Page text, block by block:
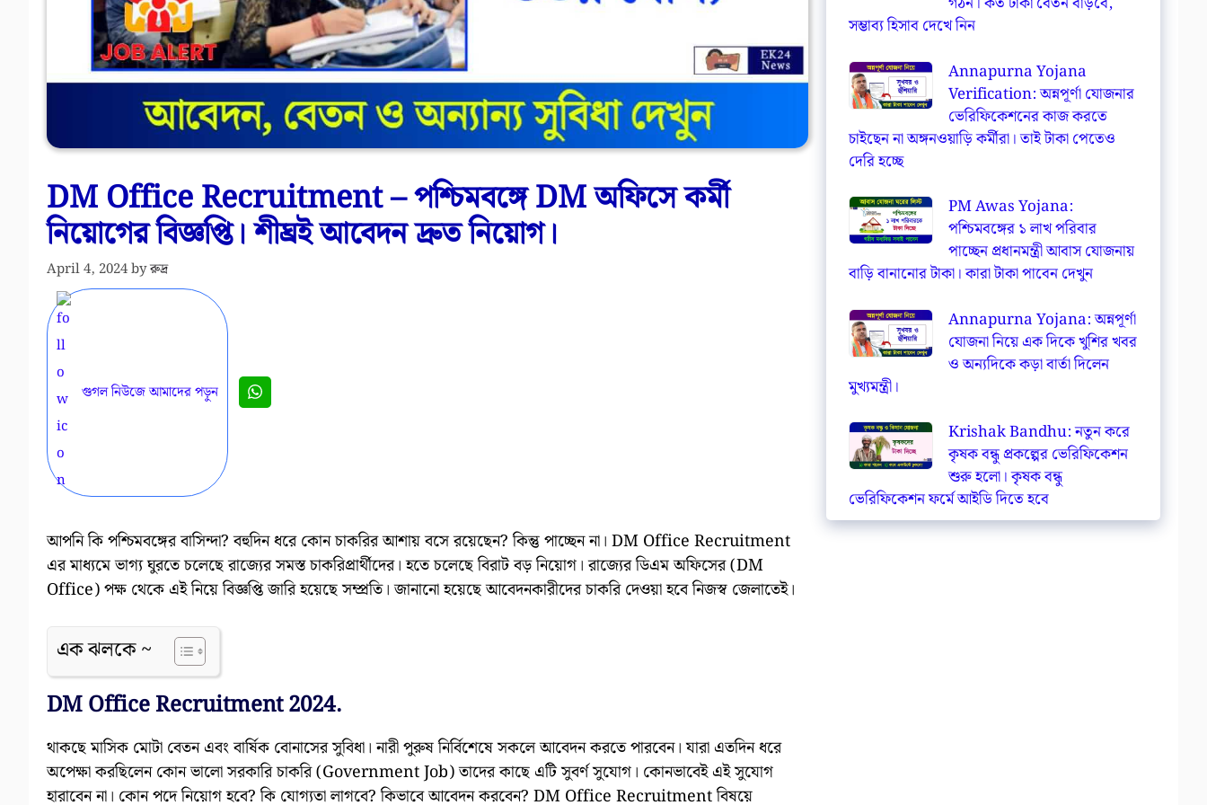
DM Office Recruitment – পশ্চিমবঙ্গে DM অফিসে কর্মী
নিয়োগের বিজ্ঞপ্তি। শীঘ্রই আবেদন দ্রুত নিয়োগ।
April 4, 2024byরুদ্র
গুগল নিউজে আমাদের পড়ুন
আপনি কি পশ্চিমবঙ্গের বাসিন্দা? বহুদিন ধরে কোন চাকরির আশায় বসে রয়েছেন? কিন্তু পাচ্ছেন না। DM Office Recruitment
এর মাধ্যমে ভাগ্য ঘুরতে চলেছে রাজ্যের সমস্ত চাকরিপ্রার্থীদের। হতে চলেছে বিরাট বড় নিয়োগ। রাজ্যের ডিএম অফিসের (DM
Office) পক্ষ থেকে এই নিয়ে বিজ্ঞপ্তি জারি হয়েছে সম্প্রতি। জানানো হয়েছে আবেদনকারীদের চাকরি দেওয়া হবে নিজস্ব জেলাতেই।
এক ঝলকে ~
DM Office Recruitment 2024.
থাকছে মাসিক মোটা বেতন এবং বার্ষিক বোনাসের সুবিধা। নারী পুরুষ নির্বিশেষে সকলে আবেদন করতে পারবেন। যারা এতদিন ধরে
অপেক্ষা করছিলেন কোন ভালো সরকারি চাকরি (Government Job) তাদের কাছে এটি সুবর্ণ সুযোগ। কোনভাবেই এই সুযোগ
হারাবেন না। কোন পদে নিয়োগ হবে? কি যোগ্যতা লাগবে? কিভাবে আবেদন করবেন? DM Office Recruitment বিষয়ে
সম্ভাব্য হিসাব দেখে নিন
Annapurna Yojana
Verification: অন্নপূর্ণা যোজনার
ভেরিফিকেশনের কাজ করতে
চাইছেন না অঙ্গনওয়াড়ি কর্মীরা। তাই টাকা পেতেও
দেরি হচ্ছে
PM Awas Yojana:
পশ্চিমবঙ্গের ১ লাখ পরিবার
পাচ্ছেন প্রধানমন্ত্রী আবাস যোজনায়
বাড়ি বানানোর টাকা। কারা টাকা পাবেন দেখুন
Annapurna Yojana: অন্নপূর্ণা
যোজনা নিয়ে এক দিকে খুশির খবর
ও অন্যদিকে কড়া বার্তা দিলেন
মুখ্যমন্ত্রী।
Krishak Bandhu: নতুন করে
কৃষক বন্ধু প্রকল্পের ভেরিফিকেশন
শুরু হলো। কৃষক বন্ধু
ভেরিফিকেশন ফর্মে আইডি দিতে হবে